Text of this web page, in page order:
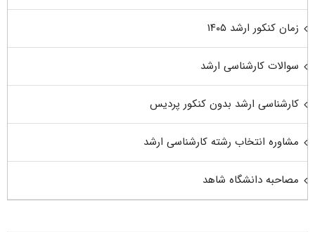
زمان کنکور ارشد ۱۴۰۵
سوالات کارشناسی ارشد
کارشناسی ارشد بدون کنکور پردیس
مشاوره انتخاب رشته کارشناسی ارشد
مصاحبه دانشگاه شاهد